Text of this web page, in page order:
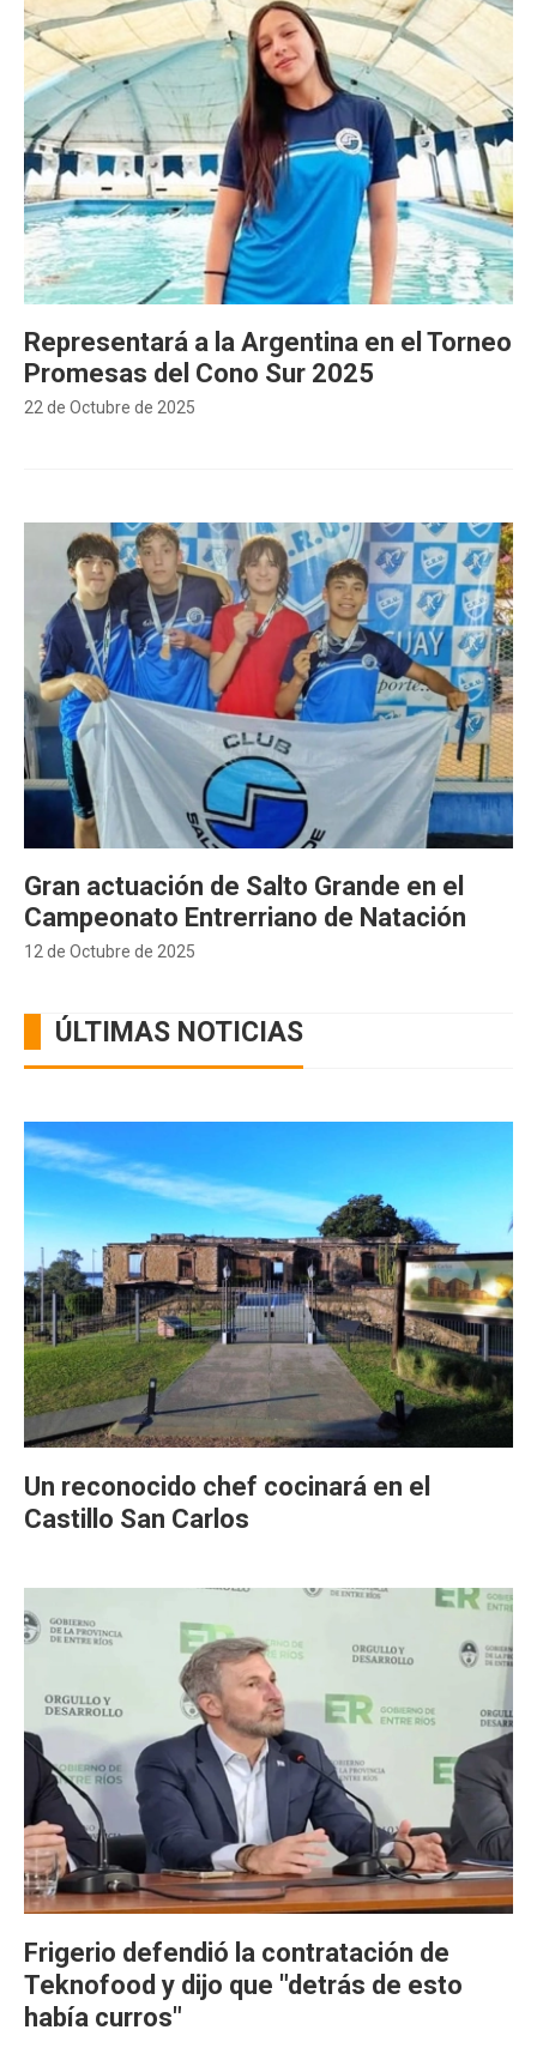
22 de Octubre de 2025
Representará a la Argentina en el Torneo
Promesas del Cono Sur 2025
12 de Octubre de 2025
Gran actuación de Salto Grande en el
Campeonato Entrerriano de Natación
ÚLTIMAS NOTICIAS
Un reconocido chef cocinará en el
Castillo San Carlos
Frigerio defendió la contratación de
Teknofood y dijo que "detrás de esto
había curros"